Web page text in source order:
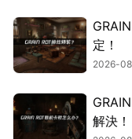
定！
2026-
解決！